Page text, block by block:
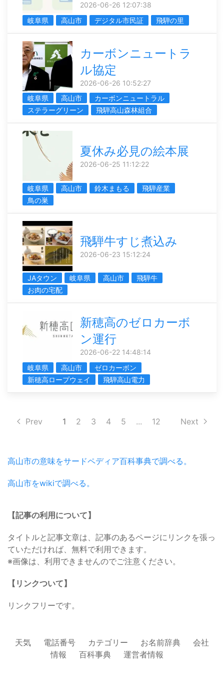
2026-06-26 12:07:38
岐阜県
高山市 デジタル市民証 飛騨の里
カーボンニュートラ
ル協定
2026-06-26 10:52:27
岐阜県
高山市
カーボンニュートラル
ステラーグリーン
飛騨高山森林組合
夏休み必見の絵本展
2026-06-25 11:12:22
岐阜県 高山市 鈴木まもる
飛騨産業
鳥の巣
飛騨牛すじ煮込み
2026-06-23 15:12:24
JAタウン 岐阜県 高山市
飛騨牛
お肉の宅配
新穂高のゼロカーボ
ン運行
2026-06-22 14:48:14
岐阜県
高山市
ゼロカーボン
新穂高ロープウェイ
飛騨高山電力
Prev 1 2 3 4 5 ... 12 Next
高山市の意味をサードペディア百科事典で調べる。
高山市をwikiで調べる。
【記事の利用について】
タイトルと記事文章は、記事のあるページにリンクを張っ
ていただければ、無料で利用できます。
※画像は、利用できませんのでご注意ください。
【リンクついて】
リンクフリーです。
天気 電話番号 カテゴリー お名前辞典
会社
情報
百科事典 運営者情報